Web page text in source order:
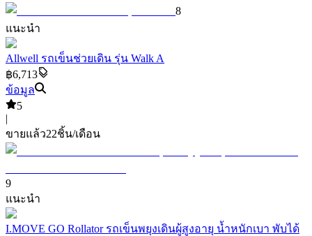
8
แนะนำ
Allwell รถเข็นช่วยเดิน รุ่น Walk A
฿6,713
ข้อมูล
5
|
ขายแล้ว22ชิ้น/เดือน
9
แนะนำ
I.MOVE GO Rollator รถเข็นพยุงเดินผู้สูงอายุ น้ำหนักเบา พับได้